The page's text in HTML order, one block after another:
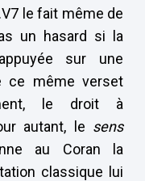
le fait même de
un hasard si la
sur une
ce même verset
le droit à
autant, le sens
au Coran la
classique lui